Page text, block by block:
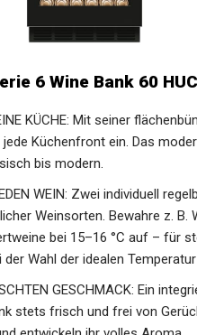
6 Wine Bank 60
KÜCHE: Mit seiner
Küchenfront ein. Das
bis modern.
WEIN: Zwei individuell
Weinsorten. Bewahre z. B.
bei 15–16 °C auf – für
Wahl der idealen
GESCHMACK: Ein
stets frisch und frei von